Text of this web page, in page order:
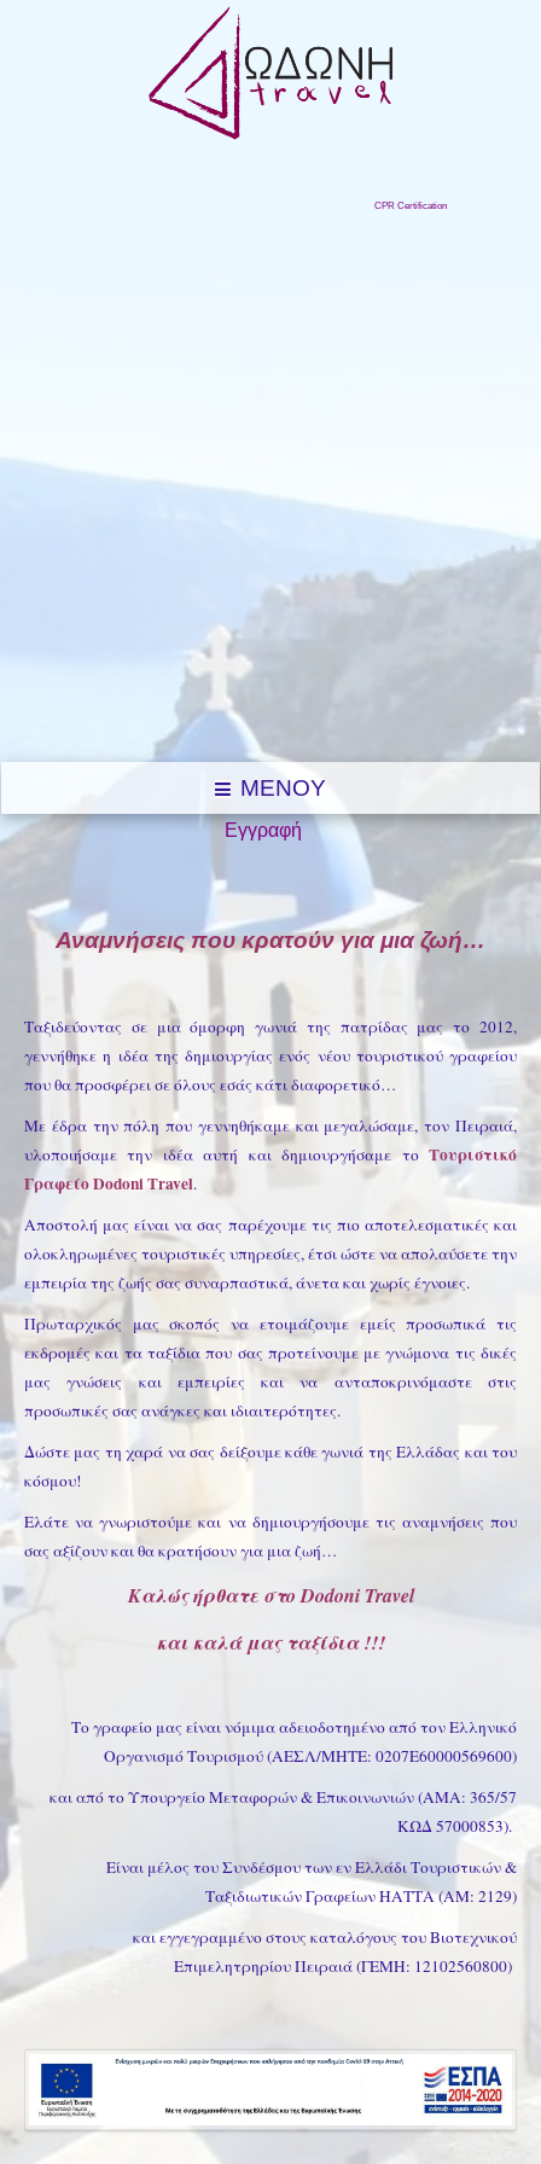
CPR Certification
MENOY
Εγγραφή
Αναμνήσεις που κρατούν για μια ζωή…
Ταξιδεύοντας σε μια όμορφη γωνιά της πατρίδας μας το 2012,
γεννήθηκε η ιδέα της δημιουργίας ενός νέου τουριστικού γραφείου
που θα προσφέρει σε όλους εσάς κάτι διαφορετικό…
Με έδρα την πόλη που γεννηθήκαμε και μεγαλώσαμε, τον Πειραιά,
υλοποιήσαμε την ιδέα αυτή και δημιουργήσαμε το Τουριστικό
Γραφείο Dodoni Τravel.
Αποστολή μας είναι να σας παρέχουμε τις πιο αποτελεσματικές και
ολοκληρωμένες τουριστικές υπηρεσίες, έτσι ώστε να απολαύσετε την
εμπειρία της ζωής σας συναρπαστικά, άνετα και χωρίς έγνοιες.
Πρωταρχικός μας σκοπός να ετοιμάζουμε εμείς προσωπικά τις
εκδρομές και τα ταξίδια που σας προτείνουμε με γνώμονα τις δικές
μας γνώσεις και εμπειρίες και να ανταποκρινόμαστε στις
προσωπικές σας ανάγκες και ιδιαιτερότητες.
Δώστε μας τη χαρά να σας δείξουμε κάθε γωνιά της Ελλάδας και του
κόσμου!
Ελάτε να γνωριστούμε και να δημιουργήσουμε τις αναμνήσεις που
σας αξίζουν και θα κρατήσουν για μια ζωή…
Καλώς ήρθατε στο Dodoni Travel
και καλά μας ταξίδια !!!
Το γραφείο μας είναι νόμιμα αδειοδοτημένο από τον Ελληνικό
Οργανισμό Τουρισμού (ΑΕΣΛ/ΜΗΤΕ: 0207Ε60000569600)
και από το Υπουργείο Μεταφορών & Επικοινωνιών (ΑΜΑ: 365/57
ΚΩΔ 57000853).
Είναι μέλος του Συνδέσμου των εν Ελλάδι Τουριστικών &
Ταξιδιωτικών Γραφείων ΗΑΤΤΑ (ΑΜ: 2129)
και εγγεγραμμένο στους καταλόγους του Βιοτεχνικού
Επιμελητρηρίου Πειραιά (ΓΕΜΗ: 12102560800)